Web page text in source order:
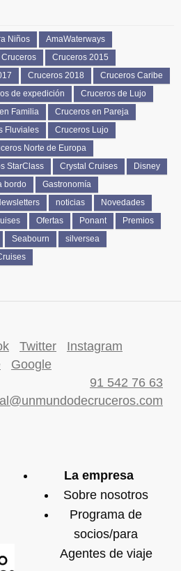
Niños
AmaWaterways
Cruceros
Cruceros 2015
Cruceros 2018
Cruceros Caribe
de expedición
Cruceros de Lujo
Familia
Cruceros en Pareja
Fluviales
Cruceros Lujo
Norte de Europa
StarClass Crystal Cruises
Disney
bordo
Gastronomía
noticias
Novedades
Ofertas Ponant
Premios
Seabourn
silversea
Twitter
Instagram
Google
91 542 76 63
La empresa
Sobre nosotros
Programa de
socios/para
Agentes de viaje